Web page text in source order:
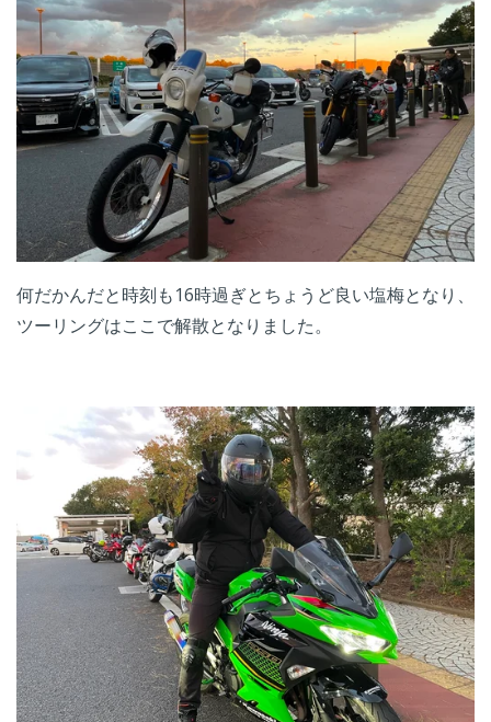
何だかんだと時刻も16時過ぎとちょうど良い塩梅となり、
ツーリングはここで解散となりました。